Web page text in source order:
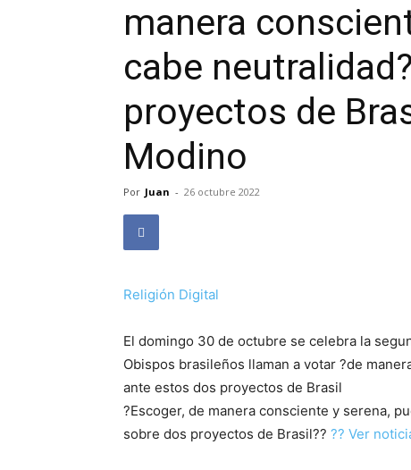
manera
cabe
proyectos de
Modino
Por Juan - 26 octubre 2022
Religión Digital
El domingo 30 de octubre se celebra la
Obispos brasileños llaman a votar ?de
ante estos dos proyectos de Brasil
?Escoger, de manera consciente y serena,
sobre dos proyectos de Brasil?? ?? Ver